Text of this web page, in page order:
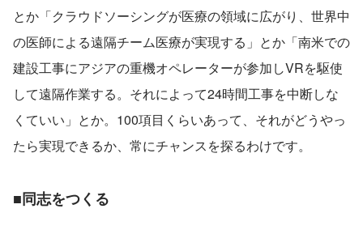
とか「クラウドソーシングが医療の領域に広がり、世界中
の医師による遠隔チーム医療が実現する」とか「南米での
建設工事にアジアの重機オペレーターが参加しVRを駆使
して遠隔作業する。それによって24時間工事を中断しな
くていい」とか。100項目くらいあって、それがどうやっ
たら実現できるか、常にチャンスを探るわけです。
■同志をつくる